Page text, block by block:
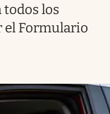
los
el Formulario